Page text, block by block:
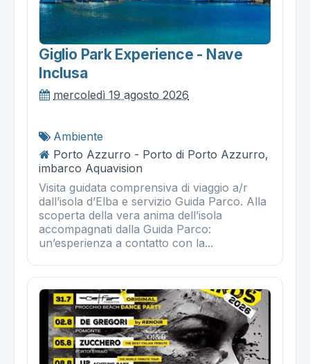
Giglio Park Experience - Nave
Inclusa
mercoledì 19 agosto 2026
Ambiente
Porto Azzurro - Porto di Porto Azzurro,
imbarco Aquavision
Visita guidata comprensiva di viaggio a/r
dall’isola d’Elba e servizio Guida Parco. Alla
scoperta della vera anima dell’isola
accompagnati dalla Guida Parco:
un’esperienza a contatto con la...